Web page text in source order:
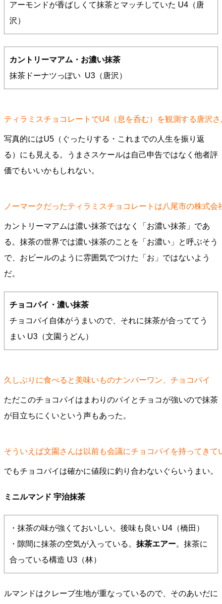
アーモンドが香ばしくて抹茶とマッチしていた U4（唐
沢）
カントリーマアム・お濃い抹茶
抹茶ドーナツっぽい U3（唐沢）
ティラミスチョコレートでU4（息を呑む）を観測する唐沢さ
写真的にはU5（ぐったりする・これまでの人生を振り返
る）にも見える。うまさスケールは自己申告ではなく他者評
価でもいいかもしれない。
ノーマークだったティラミスチョコレートは八尾市の株式会
カントリーマアムは濃い抹茶ではなく「お濃い抹茶」であ
る。抹茶の世界では濃い抹茶のことを「お濃い」と呼ぶそう
で、おビールのように雰囲気でつけた「お」ではないよう
だ。
チョコパイ・濃い抹茶
チョコパイ自体がうまいので、それに抹茶が合っててう
まい U3（文園うどん）
久しぶりに食べると美味いものナンバーワン、チョコパイ
ただこのチョコパイはまわりのパイとチョコが強いので抹茶
が目立ちにくいという声もあった。
そういえば文園さんは以前も会議にチョコパイを持ってき
でもチョコパイは確かに値段に釣り合わないぐらいうまい。
ミニルマンド 宇治抹茶
・抹茶の味が強くておいしい。後味も良い U4（橋田）
・隙間に抹茶の空気が入っている。 抹茶エアー。抹茶に
合っている構造 U3（林）
ルマンドはクレープ生地が重なっているので、そのあいだに